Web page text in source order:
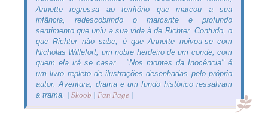
Annette regressa ao território que marcou a sua
infância, redescobrindo o marcante e profundo
sentimento que uniu a sua vida à de Richter. Contudo, o
que Richter não sabe, é que Annette noivou-se com
Nicholas Willefort, um nobre herdeiro de um conde, com
quem ela irá se casar... "Nos montes da Inocência" é
um livro repleto de ilustrações desenhadas pelo próprio
autor. Aventura, drama e um fundo histórico ressalvam
a trama. | Skoob | Fan Page |